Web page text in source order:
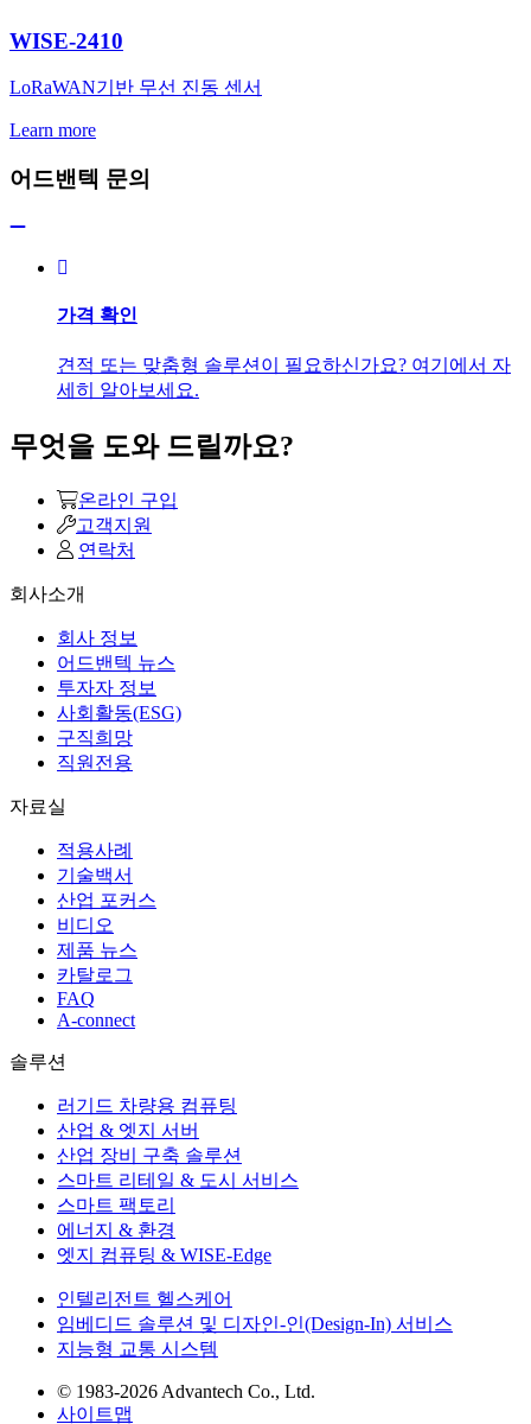
WISE-2410
LoRaWAN기반 무선 진동 센서
Learn more
어드밴텍 문의
가격 확인
견적 또는 맞춤형 솔루션이 필요하신가요? 여기에서 자
세히 알아보세요.
무엇을 도와 드릴까요?
온라인 구입
고객지원
연락처
회사소개
회사 정보
어드밴텍 뉴스
투자자 정보
사회활동(ESG)
구직희망
직원전용
자료실
적용사례
기술백서
산업 포커스
비디오
제품 뉴스
카탈로그
FAQ
A-connect
솔루션
러기드 차량용 컴퓨팅
산업 & 엣지 서버
산업 장비 구축 솔루션
스마트 리테일 & 도시 서비스
스마트 팩토리
에너지 & 환경
엣지 컴퓨팅 & WISE-Edge
인텔리전트 헬스케어
임베디드 솔루션 및 디자인-인(Design-In) 서비스
지능형 교통 시스템
© 1983-2026 Advantech Co., Ltd.
사이트맵